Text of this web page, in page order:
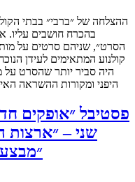
בהכרח חושבים עליו.
הסרט״, שניהם סרטים על
היה סביר יותר שהסרט
היפני ומקורות ההשראה
שני – ״ארצות